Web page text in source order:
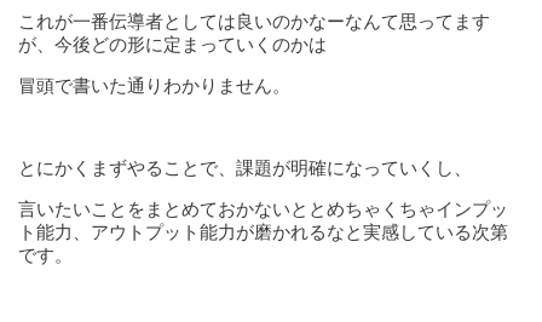
これが一番伝導者としては良いのかなーなんて思ってます
が、今後どの形に定まっていくのかは
冒頭で書いた通りわかりません。
とにかくまずやることで、課題が明確になっていくし、
言いたいことをまとめておかないととめちゃくちゃインプッ
ト能力、アウトプット能力が磨かれるなと実感している次第
です。